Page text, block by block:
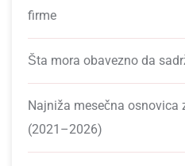
firme
Šta mora obavezno da
Najniža mesečna osnovica
(2021–2026)